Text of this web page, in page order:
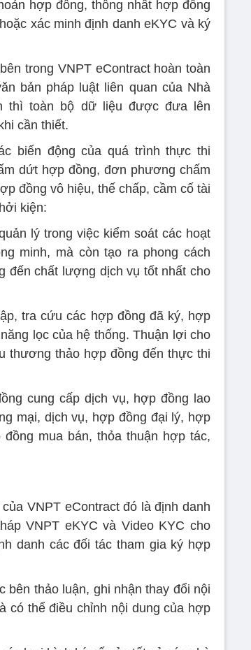
hợp đồng, thống nhất hợp đồng
xác minh định danh eKYC và ký
trong VNPT eContract hoàn toàn
bản pháp luật liên quan của Nhà
thì toàn bộ dữ liệu được đưa lên
cần thiết.
biến động của quá trình thực thi
dứt hợp đồng, đơn phương chấm
đồng vô hiệu, thế chấp, cầm cố tài
kiện:
lý trong việc kiểm soát các hoạt
minh, mà còn tạo ra phong cách
đến chất lượng dịch vụ tốt nhất cho
tra cứu các hợp đồng đã ký, hợp
lọc của hệ thống. Thuận lợi cho
thương thảo hợp đồng đến thực thi
cung cấp dịch vụ, hợp đồng lao
mại, dịch vụ, hợp đồng đại lý, hợp
mua bán, thỏa thuận hợp tác,
VNPT eContract đó là định danh
VNPT eKYC và Video KYC cho
danh các đối tác tham gia ký hợp
bên thảo luận, ghi nhận thay đổi nội
có thể điều chỉnh nội dung của hợp